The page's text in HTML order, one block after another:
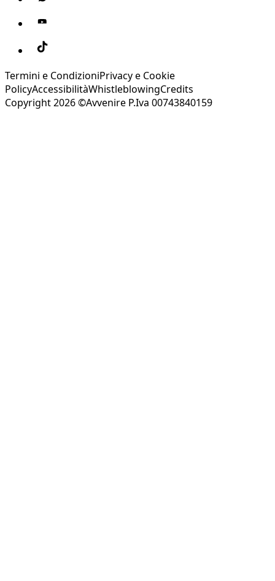
Termini e CondizioniPrivacy e Cookie
PolicyAccessibilitàWhistleblowingCredits
Copyright 2026 ©Avvenire P.Iva 00743840159